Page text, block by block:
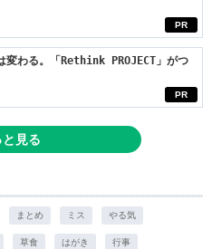
PR
PR
変わる。「Rethink PROJECT」がつ
と見る
まとめ ミス やる気
草食 はがき 行事